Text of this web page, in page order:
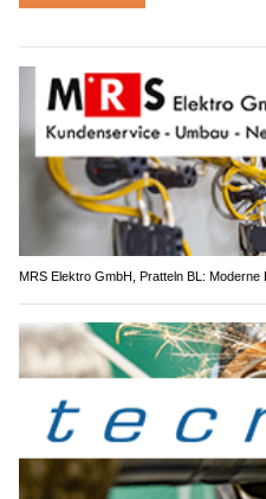
MRS Elektro GmbH, Pratteln BL: